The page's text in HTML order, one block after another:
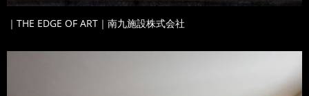
｜THE EDGE OF ART｜南九施設株式会社